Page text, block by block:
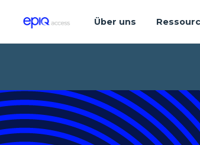
Über uns